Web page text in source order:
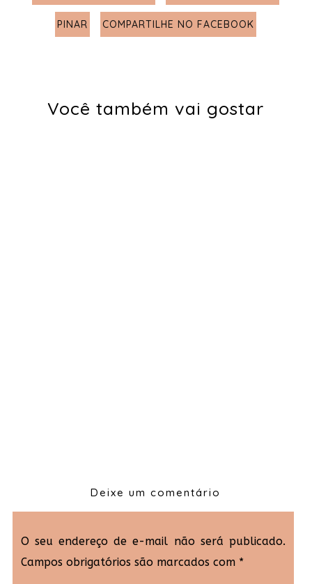
PINAR COMPARTILHE NO FACEBOOK
Você também vai gostar
Deixe um comentário
O seu endereço de e-mail não será publicado.
Campos obrigatórios são marcados com *